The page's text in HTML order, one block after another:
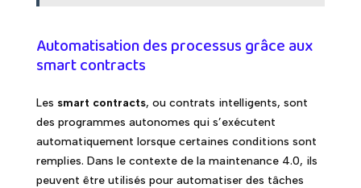
Automatisation des processus grâce aux
smart contracts
Les smart contracts, ou contrats intelligents, sont
des programmes autonomes qui s’exécutent
automatiquement lorsque certaines conditions sont
remplies. Dans le contexte de la maintenance 4.0, ils
peuvent être utilisés pour automatiser des tâches